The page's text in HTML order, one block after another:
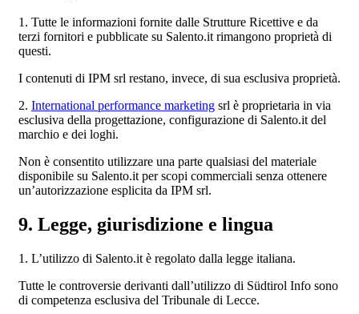
1. Tutte le informazioni fornite dalle Strutture Ricettive e da
terzi fornitori e pubblicate su Salento.it rimangono proprietà di
questi.
I contenuti di IPM srl restano, invece, di sua esclusiva proprietà.
2. International performance marketing srl è proprietaria in via
esclusiva della progettazione, configurazione di Salento.it del
marchio e dei loghi.
Non è consentito utilizzare una parte qualsiasi del materiale
disponibile su Salento.it per scopi commerciali senza ottenere
un’autorizzazione esplicita da IPM srl.
9. Legge, giurisdizione e lingua
1. L’utilizzo di Salento.it è regolato dalla legge italiana.
Tutte le controversie derivanti dall’utilizzo di Südtirol Info sono
di competenza esclusiva del Tribunale di Lecce.